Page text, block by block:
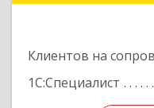
Клиентов на
1С:Специалист